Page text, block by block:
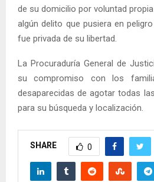
de su domicilio por voluntad
algún delito que pusiera en
fue privada de su libertad.
La Procuraduría General de
su compromiso con los
desaparecidas de agotar todas
para su búsqueda y localización.
SHARE 0